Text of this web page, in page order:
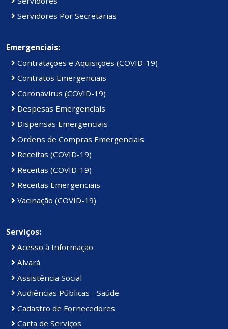
Servidores Por Secretarias
Emergenciais:
Contratações e Aquisições (COVID-19)
Contratos Emergenciais
Coronavírus (COVID-19)
Despesas Emergenciais
Dispensas Emergenciais
Ordens de Compras Emergenciais
Receitas (COVID-19)
Receitas (COVID-19)
Receitas Emergenciais
Vacinação (COVID-19)
Serviços:
Acesso à Informação
Alvará
Assistência Social
Audiências Públicas - Saúde
Cadastro de Fornecedores
Carta de Serviços